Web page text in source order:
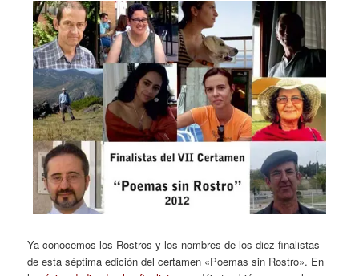
Ya conocemos los Rostros y los nombres de los diez finalistas
de esta séptima edición del certamen «Poemas sin Rostro». En